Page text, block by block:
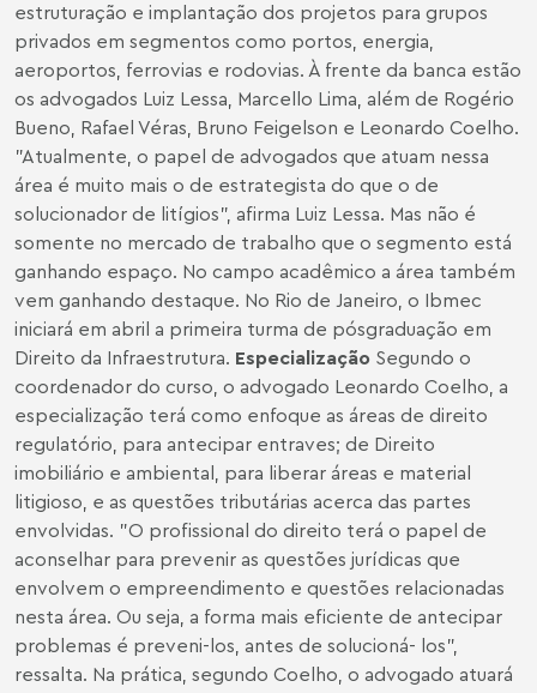
estruturação e implantação dos projetos para grupos
privados em segmentos como portos, energia,
aeroportos, ferrovias e rodovias. À frente da banca estão
os advogados Luiz Lessa, Marcello Lima, além de Rogério
Bueno, Rafael Véras, Bruno Feigelson e Leonardo Coelho.
"Atualmente, o papel de advogados que atuam nessa
área é muito mais o de estrategista do que o de
solucionador de litígios", afirma Luiz Lessa. Mas não é
somente no mercado de trabalho que o segmento está
ganhando espaço. No campo acadêmico a área também
vem ganhando destaque. No Rio de Janeiro, o Ibmec
iniciará em abril a primeira turma de pósgraduação em
Direito da Infraestrutura. Especialização Segundo o
coordenador do curso, o advogado Leonardo Coelho, a
especialização terá como enfoque as áreas de direito
regulatório, para antecipar entraves; de Direito
imobiliário e ambiental, para liberar áreas e material
litigioso, e as questões tributárias acerca das partes
envolvidas. "O profissional do direito terá o papel de
aconselhar para prevenir as questões jurídicas que
envolvem o empreendimento e questões relacionadas
nesta área. Ou seja, a forma mais eficiente de antecipar
problemas é preveni-los, antes de solucioná- los",
ressalta. Na prática, segundo Coelho, o advogado atuará